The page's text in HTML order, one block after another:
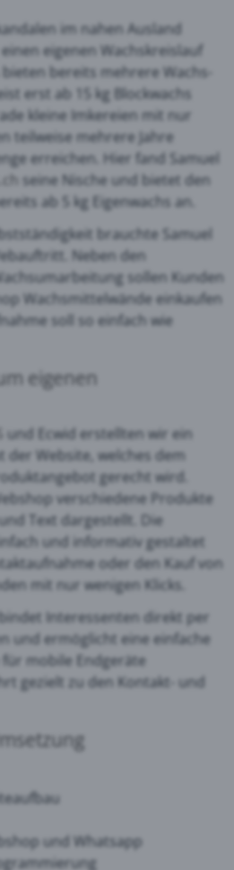
im nahen Ausland
eigenen Wachskreislauf
bereits mehrere Wachs-
erst ab 15 kg Blockwachs
kleine Imkereien mit nur
teilweise mehrere Jahre
erreichen. Hier fand Samuel
seine Nische und bietet den
ab 5 kg Eigenwachs an.
brauchte Samuel
Neben den
sollen Kunden
Wachsmittelwände einkaufen
soll so einfach wie
eigenen
und Ecwid erstellten wir ein
der Website, welches dem
gerecht wird.
verschiedene Produkte
Text dargestellt. Die
und informativ gestaltet
oder den Kauf von
mit nur wenigen Klicks.
Interessenten direkt per
und ermöglicht eine einfache
mobile Endgeräte
gezielt zu den Kontakt- und
und Whatsapp